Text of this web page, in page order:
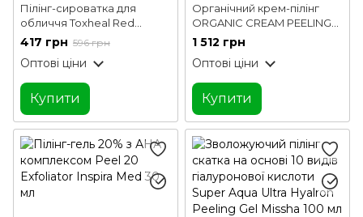
Пілінг-сироватка для
обличчя Toxheal Red
Glycolic Peeling Serum
Esthetic House 100 мл
417 грн 596 грн
Оптові ціни
Купити
Органічний крем-пілінг
ORGANIC CREAM PEELING
Inspira cosmetics Skin
Accents 50 мл
1 512 грн
Оптові ціни
Купити